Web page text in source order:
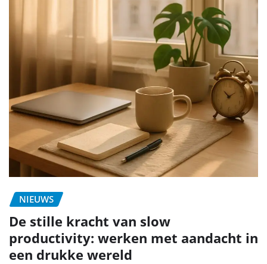
NIEUWS
De stille kracht van slow
productivity: werken met aandacht in
een drukke wereld